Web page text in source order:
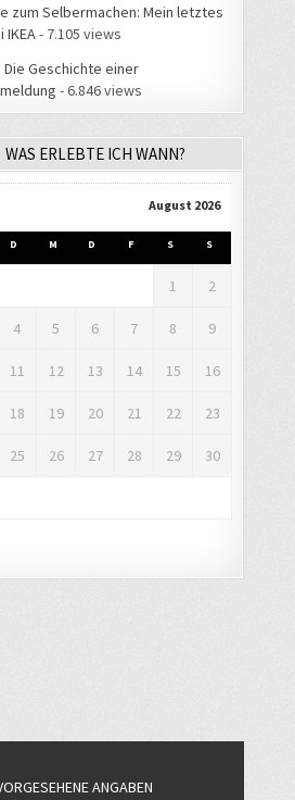
zum Selbermachen: Mein letztes
IKEA - 7.105 views
Die Geschichte einer
- 6.846 views
WAS ERLEBTE ICH WANN?
August 2026
D M D F S S
1 2
4 5 6 7 8 9
11 12 13 14 15 16
18 19 20 21 22 23
25 26 27 28 29 30
ANGABEN